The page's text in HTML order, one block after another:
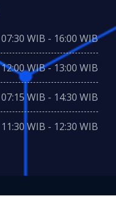
07:30 WIB - 16:00 WIB
12:00 WIB - 13:00 WIB
07:15 WIB - 14:30 WIB
11:30 WIB - 12:30 WIB